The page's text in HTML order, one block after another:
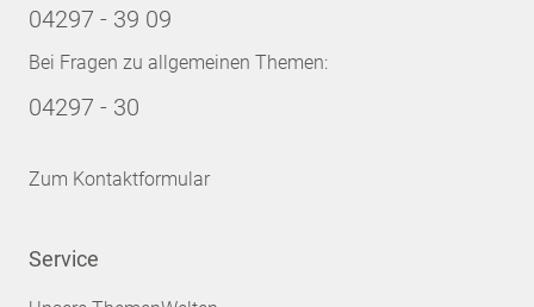
04297 - 39 09
Bei Fragen zu allgemeinen Themen:
04297 - 30
Zum Kontaktformular
Service